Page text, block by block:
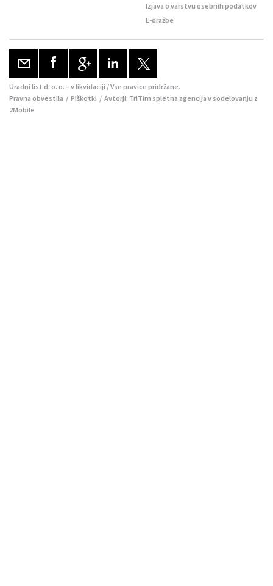
Izjava o varstvu osebnih podatkov
E-dražbe
Uradni list d. o. o. – v likvidaciji / Vse pravice pridržane.
Pravna obvestila / Piškotki / Avtorji: TriTim spletna agencija v sodelovanju z
2Mobile